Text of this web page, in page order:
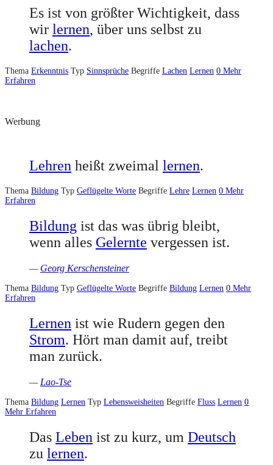
Es ist von größter Wichtigkeit, dass
wir lernen, über uns selbst zu
lachen.
Thema Erkenntnis Typ Sinnsprüche Begriffe Lachen Lernen 0 Mehr
Erfahren
Werbung
Lehren heißt zweimal lernen.
Thema Bildung Typ Geflügelte Worte Begriffe Lehre Lernen 0 Mehr
Erfahren
Bildung ist das was übrig bleibt,
wenn alles Gelernte vergessen ist.
— Georg Kerschensteiner
Thema Bildung Typ Geflügelte Worte Begriffe Bildung Lernen 0 Mehr
Erfahren
Lernen ist wie Rudern gegen den
Strom. Hört man damit auf, treibt
man zurück.
— Lao-Tse
Thema Bildung Lernen Typ Lebensweisheiten Begriffe Fluss Lernen 0
Mehr Erfahren
Das Leben ist zu kurz, um Deutsch
zu lernen.